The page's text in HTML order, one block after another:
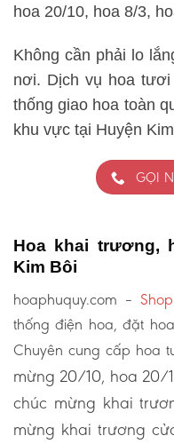
hoa 20/10, hoa 8/3,
Không cần phải lo
nơi. Dịch vụ hoa
thống giao hoa toàn
khu vực tại Huyện
GỌI
Hoa khai trương,
Kim Bôi
hoaphuquy.com –
thống điện hoa, đặt
Chuyên cung cấp hoa
mừng 20/10, hoa 20/
chúc mừng khai
mừng khai trương